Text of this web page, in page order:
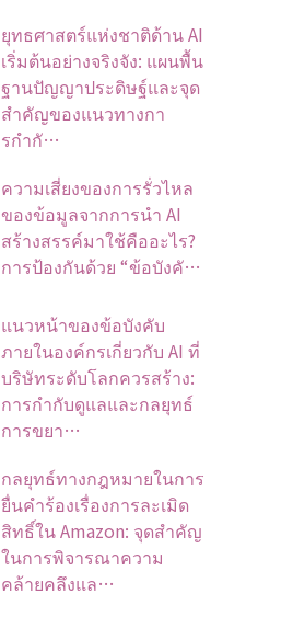
ยุทธศาสตร์แห่งชาติด้าน AI
เริ่มต้นอย่างจริงจัง: แผนพื้น
ฐานปัญญาประดิษฐ์และจุด
สำคัญของแนวทางกา
รกำกั…
ความเสี่ยงของการรั่วไหล
ของข้อมูลจากการนำ AI
สร้างสรรค์มาใช้คืออะไร?
การป้องกันด้วย “ข้อบังคั…
แนวหน้าของข้อบังคับ
ภายในองค์กรเกี่ยวกับ AI ที่
บริษัทระดับโลกควรสร้าง:
การกำกับดูแลและกลยุทธ์
การขยา…
กลยุทธ์ทางกฎหมายในการ
ยื่นคำร้องเรื่องการละเมิด
สิทธิ์ใน Amazon: จุดสำคัญ
ในการพิจารณาความ
คล้ายคลึงแล…